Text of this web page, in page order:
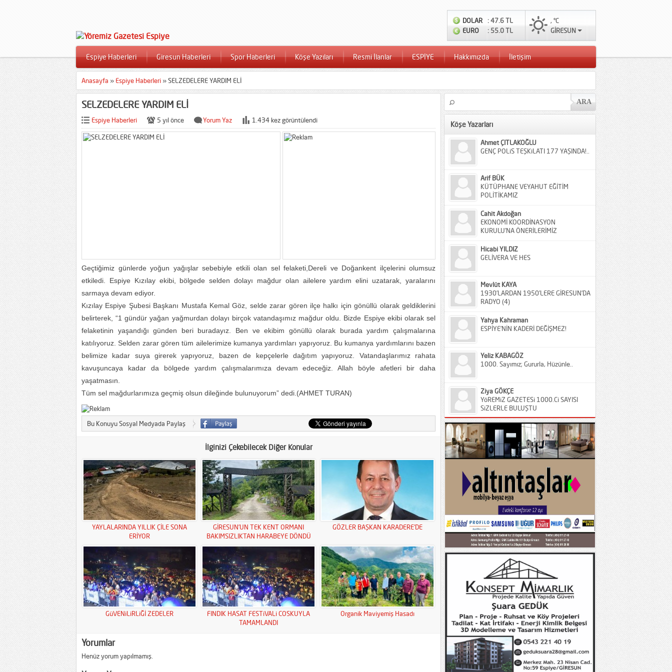
DOLAR
: 47.6 TL
EURO
: 55.0 TL
, °C
GİRESUN
Espiye Haberleri Giresun Haberleri Spor Haberleri Köşe Yazıları Resmi İlanlar ESPİYE Hakkımızda İletişim
Anasayfa » Espiye Haberleri »SELZEDELERE YARDIM ELİ
SELZEDELERE YARDIM ELİ
Espiye Haberleri 5 yıl önce Yorum Yaz 1.434 kez görüntülendi
Geçtiğimiz günlerde yoğun yağışlar sebebiyle etkili olan sel felaketi,Dereli ve Doğankent ilçelerini olumsuz
etkiledi. Espiye Kızılay ekibi, bölgede selden dolayı mağdur olan ailelere yardım elini uzatarak, yaralarını
sarmaya devam ediyor.
Kızılay Espiye Şubesi Başkanı Mustafa Kemal Göz, selde zarar gören ilçe halkı için gönüllü olarak geldiklerini
belirterek, “1 gündür yağan yağmurdan dolayı birçok vatandaşımız mağdur oldu. Bizde Espiye ekibi olarak sel
felaketinin yaşandığı günden beri buradayız. Ben ve ekibim gönüllü olarak burada yardım çalışmalarına
katılıyoruz. Selden zarar gören tüm ailelerimize kumanya yardımları yapıyoruz. Bu kumanya yardımlarını bazen
belimize kadar suya girerek yapıyoruz, bazen de kepçelerle dağıtım yapıyoruz. Vatandaşlarımız rahata
kavuşuncaya kadar da bölgede yardım çalışmalarımıza devam edeceğiz. Allah böyle afetleri bir daha
yaşatmasın.
Tüm sel mağdurlarımıza geçmiş olsun dileğinde bulunuyorum” dedi.(AHMET TURAN)
Bu Konuyu Sosyal Medyada Paylaş
İlginizi Çekebilecek Diğer Konular
YAYLALARINDA YILLIK ÇİLE SONA
ERİYOR
GİRESUN’UN TEK KENT ORMANI
BAKIMSIZLIKTAN HARABEYE DÖNDÜ
GÖZLER BAŞKAN KARADERE’DE
GüVENiLiRLiĞİ ZEDELER
FINDIK HASAT FESTiVALi COSKUYLA
TAMAMLANDI
Organik Maviyemiş Hasadı
Yorumlar
Henüz yorum yapılmamış.
Köşe Yazarları
Ahmet ÇITLAKOĞLU
GENÇ POLiS TEŞKiLATI 177 YAŞINDA!..
Arif BÜK
KÜTÜPHANE VEYAHUT EĞİTİM
POLİTİKAMIZ
Cahit Akdoğan
EKONOMİ KOORDİNASYON
KURULU’NA ÖNERİLERİMİZ
Hicabi YILDIZ
GELİVERA VE HES
Mevlüt KAYA
1930’LARDAN 1950’LERE GİRESUN’DA
RADYO (4)
Yahya Kahraman
ESPİYE’NİN KADERİ DEĞİŞMEZ!
Yeliz KABAGÖZ
1000. Sayımız; Gururla, Hüzünle..
Ziya GÖKÇE
YöREMiZ GAZETESi 1000.Ci SAYISI
SiZLERLE BULUŞTU